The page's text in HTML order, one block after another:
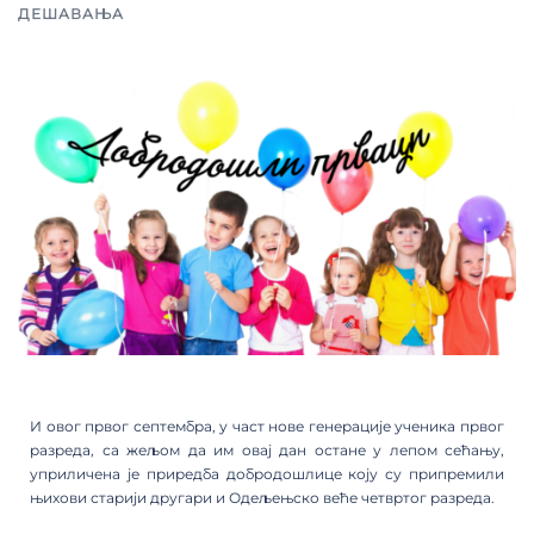
ДЕШАВАЊА
И овог првог септембра, у част нове генерације ученика првог
разреда, са жељом да им овај дан остане у лепом сећању,
уприличена је приредба добродошлице коју су припремили
њихови старији другари и Одељењско веће четвртог разреда.